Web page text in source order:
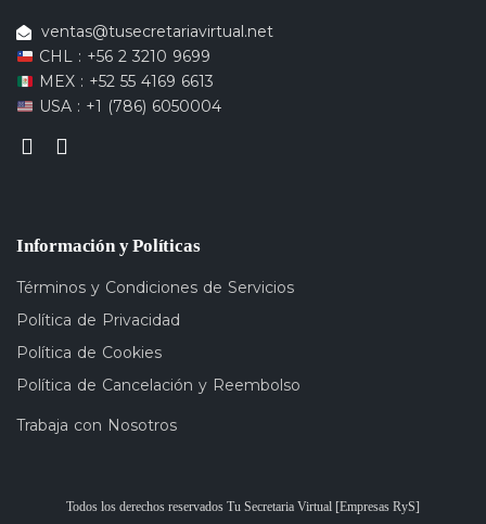
ventas@tusecretariavirtual.net
CHL : +56 2 3210 9699
MEX : +52 55 4169 6613
USA : +1 (786) 6050004
Información y Políticas
Términos y Condiciones de Servicios
Política de Privacidad
Política de Cookies
Política de Cancelación y Reembolso
Trabaja con Nosotros
Todos los derechos reservados Tu Secretaria Virtual [Empresas RyS]